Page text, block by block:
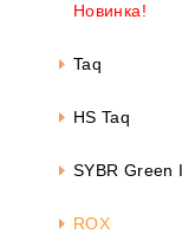
Новинка!
Taq
HS Taq
SYBR Green I
ROX